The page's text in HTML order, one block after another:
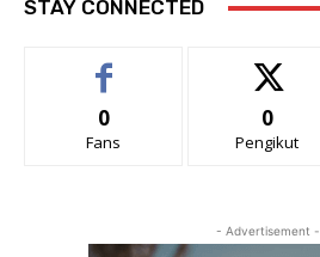
STAY CONNECTED
0
Fans
0
Pengikut
- Advertisement -